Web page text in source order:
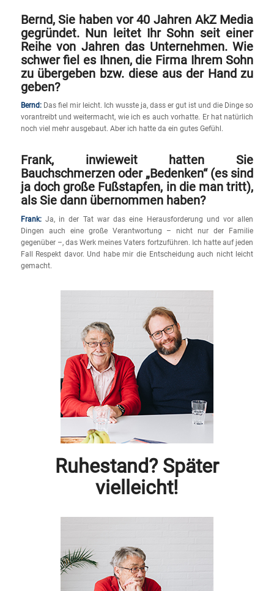
Bernd, Sie haben vor 40 Jahren AkZ Media
gegründet. Nun leitet Ihr Sohn seit einer
Reihe von Jahren das Unternehmen. Wie
schwer fiel es Ihnen, die Firma Ihrem Sohn
zu übergeben bzw. diese aus der Hand zu
geben?
Bernd: Das fiel mir leicht. Ich wusste ja, dass er gut ist und die Dinge so
vorantreibt und weitermacht, wie ich es auch vorhatte. Er hat natürlich
noch viel mehr ausgebaut. Aber ich hatte da ein gutes Gefühl.
Frank, inwieweit hatten Sie
Bauchschmerzen oder „Bedenken“ (es sind
ja doch große Fußstapfen, in die man tritt),
als Sie dann übernommen haben?
Frank: Ja, in der Tat war das eine Herausforderung und vor allen
Dingen auch eine große Verantwortung – nicht nur der Familie
gegenüber –, das Werk meines Vaters fortzuführen. Ich hatte auf jeden
Fall Respekt davor. Und habe mir die Entscheidung auch nicht leicht
gemacht.
Ruhestand? Später
vielleicht!